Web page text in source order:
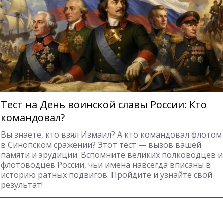
Тест на День воинской славы России: Кто
командовал?
Вы знаете, кто взял Измаил? А кто командовал флотом
в Синопском сражении? Этот тест — вызов вашей
памяти и эрудиции. Вспомните великих полководцев и
флотоводцев России, чьи имена навсегда вписаны в
историю ратных подвигов. Пройдите и узнайте свой
результат!